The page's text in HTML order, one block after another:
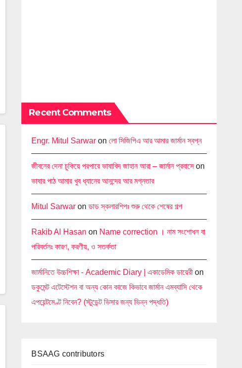
Recent Comments
Engr. Mitul Sarwar onলো সিজিপিএ আর আমার জার্মান স্বপ্ন
জীবনের দেনা চুকিয়ে পরপারে ভাষাবিদ জাহান আরা – জার্মান প্রবাসেon
ভাষার পাঠ আমার খুব ধ্যানের আনন্দের আর মগ্নতার
Mitul Sarwar onডাড স্কলারশিপঃ শুরু থেকে শেষের গল্প
Rakib Al Hasan on Name correction । নাম সংশোধন বা
পরিবর্তনঃ কারণ, করণীয়, ও সতর্কতা
জার্মানিতে উচ্চশিক্ষা - Academic Diary | একাডেমিক ডায়েরী on
ডকুমেন্ট এটেস্টেশন বা অন্য কোন কাজে কিভাবে জার্মান এমব্যাসি থেকে
এপয়েন্টমেণ্ট নিবেন? (স্টুডেন্ট ভিসার জন্য ভিন্ন পদ্ধতি)
BSAAG contributors